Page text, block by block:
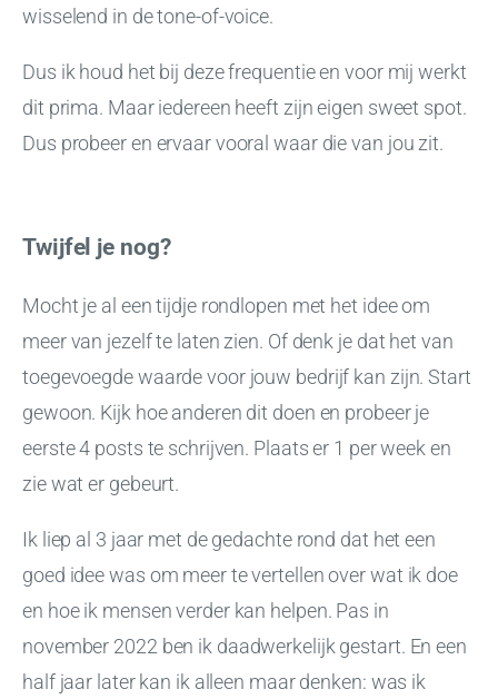
wisselend in de tone-of-voice.
Dus ik houd het bij deze frequentie en voor mij werkt
dit prima. Maar iedereen heeft zijn eigen sweet spot.
Dus probeer en ervaar vooral waar die van jou zit.
Twijfel je nog?
Mocht je al een tijdje rondlopen met het idee om
meer van jezelf te laten zien. Of denk je dat het van
toegevoegde waarde voor jouw bedrijf kan zijn. Start
gewoon. Kijk hoe anderen dit doen en probeer je
eerste 4 posts te schrijven. Plaats er 1 per week en
zie wat er gebeurt.
Ik liep al 3 jaar met de gedachte rond dat het een
goed idee was om meer te vertellen over wat ik doe
en hoe ik mensen verder kan helpen. Pas in
november 2022 ben ik daadwerkelijk gestart. En een
half jaar later kan ik alleen maar denken: was ik